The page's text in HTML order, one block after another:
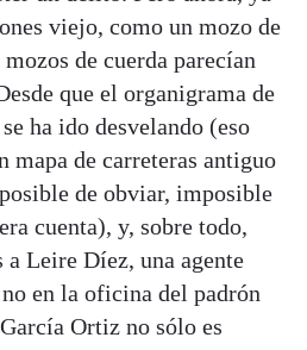
viejo, como un mozo de
de cuerda parecían
que el organigrama de
ha ido desvelando (eso
mapa de carreteras antiguo
de obviar, imposible
cuenta), y, sobre todo,
a Leire Díez, una agente
en la oficina del padrón
Ortiz no sólo es